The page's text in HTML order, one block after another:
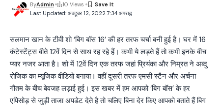
Last Updated: अक्टूबर 12, 2022 7:34 अपराह्न
ByAdmin 10 Views
सलमान खान के टीवी शो ‘बिग बॉस 16’ की हर तरफ चर्चा बनी हुई है। घर में 16
कंटेस्टेंट्स बीते 12वें दिन से साथ रह रहे हैं। कभी ये लड़ते हैं तो कभी इनके बीच
प्यार नजर आता है। शो में 12वें दिन एक तरफ जहां प्रियंका और निम्रत ने अब्दु
रोजिक का म्यूजिक वीडियो बनाया। वहीं दूसरी तरफ एमसी स्टैन और अर्चना
गौतम के बीच बेवजह लड़ाई हुई। इस खबर में हम आपको ‘बिग बॉस’ के हर
एपिसोड़ से जुड़ी ताजा अपडेट देते है तो चलिए बिना देर किए आपको बताते हैं बिग